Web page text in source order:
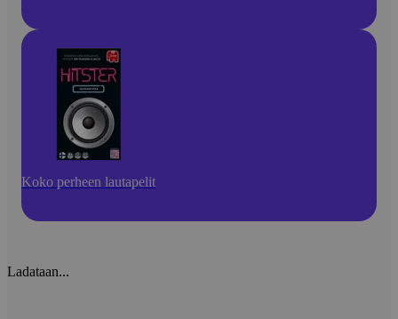
Koko perheen lautapelit
Ladataan...